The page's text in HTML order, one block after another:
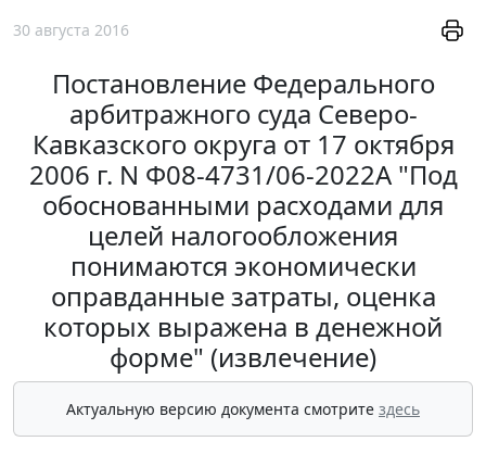
30 августа 2016
Постановление Федерального
арбитражного суда Северо-
Кавказского округа от 17 октября
2006 г. N Ф08-4731/06-2022А "Под
обоснованными расходами для
целей налогообложения
понимаются экономически
оправданные затраты, оценка
которых выражена в денежной
форме" (извлечение)
Актуальную версию документа смотрите здесь